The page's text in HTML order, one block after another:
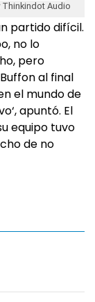
Thinkindot Audio
partido difícil.
no lo
pero
al final
el mundo de
apuntó. El
equipo tuvo
de no